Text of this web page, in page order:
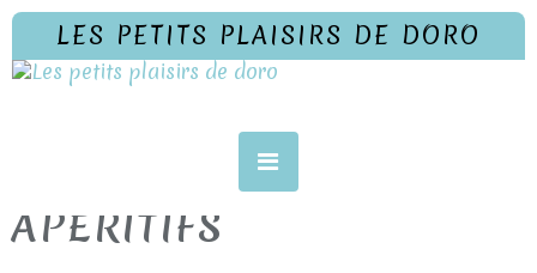
LES PETITS PLAISIRS DE DORO
APERITIFS